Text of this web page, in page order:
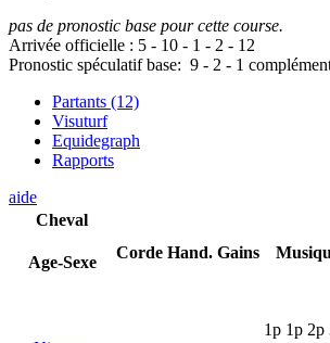
pas de pronostic base pour cette course.
Arrivée officielle : 5 - 10 - 1 - 2 - 12
Pronostic spéculatif base: 9 - 2 - 1
Partants (12)
Visuturf
Equidegraph
Rapports
aide
Cheval
Age-Sexe
Corde Hand. Gains
1p 1p 2p